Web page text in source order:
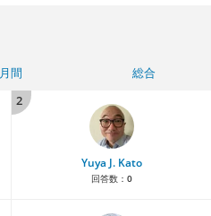
月間
総合
2
Yuya J. Kato
回答数： 0